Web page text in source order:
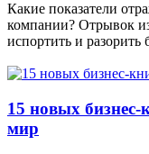
Какие показатели
компании? Отрывок
испортить и разорить
15 новых
мир